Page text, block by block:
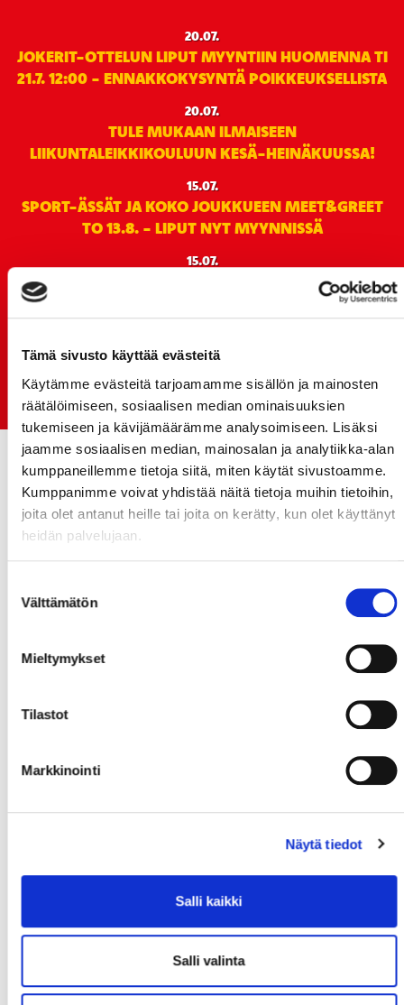
Tämä sivusto käyttää evästeitä
Käytämme evästeitä tarjoamamme sisällön ja mainosten
räätälöimiseen, sosiaalisen median ominaisuuksien
tukemiseen ja kävijämäärämme analysoimiseen. Lisäksi
jaamme sosiaalisen median, mainosalan ja analytiikka-alan
kumppaneillemme tietoja siitä, miten käytät sivustoamme.
Kumppanimme voivat yhdistää näitä tietoja muihin tietoihin,
joita olet antanut heille tai joita on kerätty, kun olet käyttänyt
heidän palvelujaan.
valinta
Välttämätön
Mieltymykset
Tilastot
Markkinointi
Näytä tiedot
Salli kaikki
Salli valinta
20.07.
JOKERIT-OTTELUN LIPUT MYYNTIIN HUOMENNA TI
21.7. 12:00 - ENNAKKOKYSYNTÄ POIKKEUKSELLISTA
20.07.
TULE MUKAAN ILMAISEEN
LIIKUNTALEIKKIKOULUUN KESÄ-HEINÄKUUSSA!
15.07.
SPORT-ÄSSÄT JA KOKO JOUKKUEEN MEET&GREET
TO 13.8. - LIPUT NYT MYYNNISSÄ
15.07.
Rinta-Joupin Autoliike jatkaa Sportin
pääyhteistyökumppanina Superkaudella – jatkoa
monikymmenvuotiselle yhteistyölle
06.07.
Early Bird-lippupaketit nyt myynnissä! - näe
Jokerit-matsi ja useat muut